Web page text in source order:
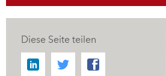
Diese Seite teilen